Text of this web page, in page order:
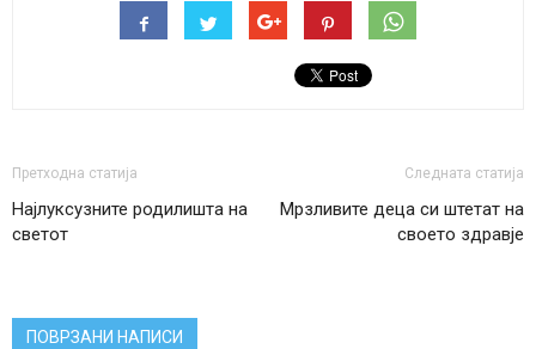
Претходна статија
Најлуксузните родилишта на
светот
Следната статија
Мрзливите деца си штетат на
своето здравје
ПОВРЗАНИ НАПИСИ